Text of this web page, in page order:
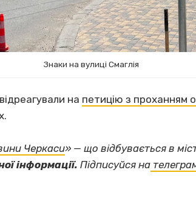
Знаки на вулиці Смаглія
на петицію з проханням
Черкаси» — що відбувається в
інформації. Підписуйся на